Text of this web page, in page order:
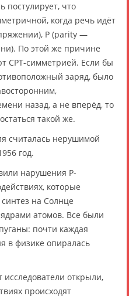
постулирует, что
когда речь идёт
P (parity —
По этой же причине
СРТ-симметрией. Если бы
заряд, было
назад, а не вперёд, то
такой же.
считалась нерушимой
год.
нарушения Р-
которые
на Солнце
атомов. Все были
почти каждая
в физике опиралась
исследователи открыли,
происходят